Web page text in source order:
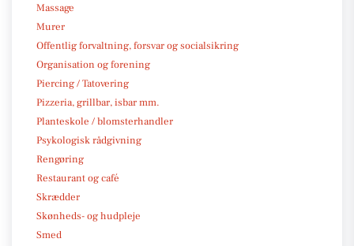
Massage
Murer
Offentlig forvaltning, forsvar og socialsikring
Organisation og forening
Piercing / Tatovering
Pizzeria, grillbar, isbar mm.
Planteskole / blomsterhandler
Psykologisk rådgivning
Rengøring
Restaurant og café
Skrædder
Skønheds- og hudpleje
Smed